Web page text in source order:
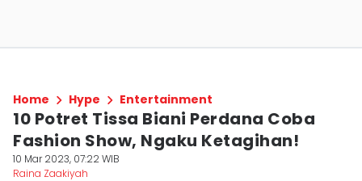
Home Hype Entertainment
10 Potret Tissa Biani Perdana Coba
Fashion Show, Ngaku Ketagihan!
10 Mar 2023, 07:22 WIB
Raina Zaakiyah